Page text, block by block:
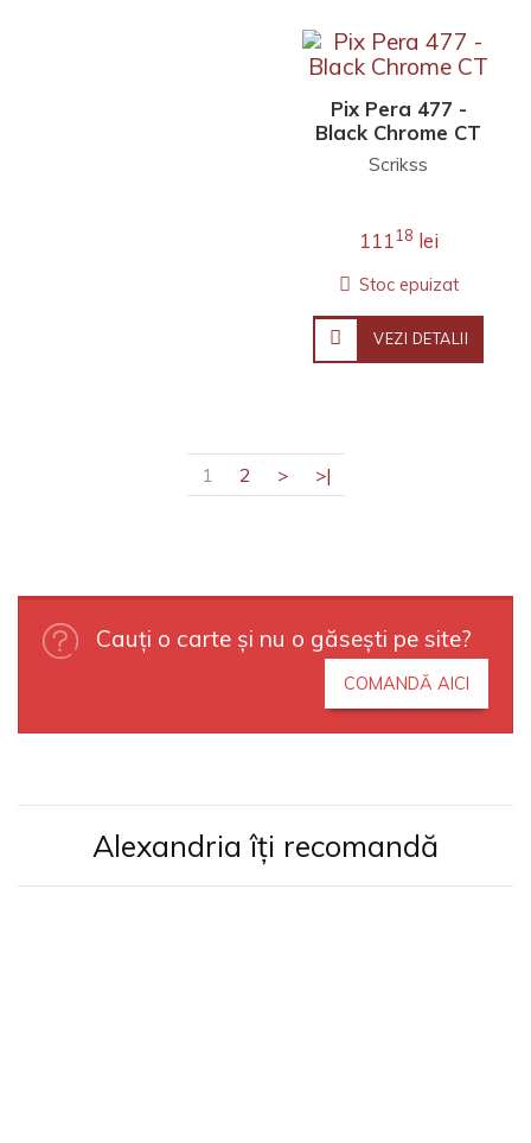
Pix Pera 477 -
Black Chrome CT
Scrikss
11118 lei
Stoc epuizat
VEZI DETALII
1 2 > >|
Cauți o carte și nu o găsești pe site?
COMANDĂ AICI
Alexandria îți recomandă